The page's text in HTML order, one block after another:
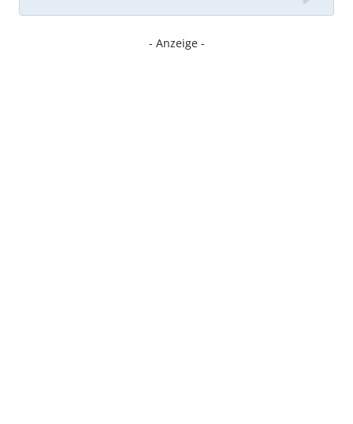
- Anzeige -